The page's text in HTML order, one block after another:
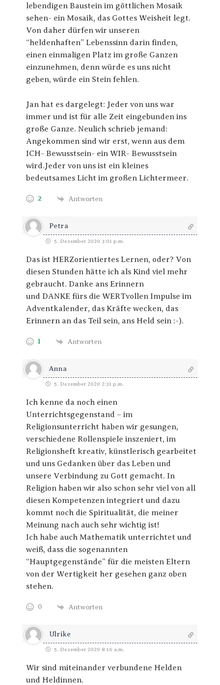
lebendigen Baustein im göttlichen Mosaik
sehen- ein Mosaik, das Gottes Weisheit legt.
Von daher dürfen wir unseren
“heldenhaften” Lebenssinn darin finden,
einen einmaligen Platz im große Ganzen
einzunehmen, denn würde es uns nicht
geben, würde ein Stein fehlen.
Jan hat es dargelegt: Jeder von uns war
immer und ist für alle Zeit eingebunden ins
große Ganze. Neulich schrieb jemand:
Angekommen sind wir erst, wenn aus dem
ICH- Bewusstsein- ein WIR- Bewusstsein
wird.Jeder von uns ist ein kleines
bedeutsames Licht im großen Lichtermeer.
2 Antworten
Petra
5. Dezember 2020 3:01 p.m.
Das ist HERZorientiertes Lernen, oder? Von
diesen Stunden hätte ich als Kind viel mehr
gebraucht. Danke ans Erinnern
und DANKE fürs die WERTvollen Impulse im
Adventkalender, das Kräfte wecken, das
Erinnern an das Teil sein, ans Held sein :-).
1 Antworten
Anna
5. Dezember 2020 2:31 p.m.
Ich kenne da noch einen
Unterrichtsgegenstand – im
Religionsunterricht haben wir gesungen,
verschiedene Rollenspiele inszeniert, im
Religionsheft kreativ, künstlerisch gearbeitet
und uns Gedanken über das Leben und
unsere Verbindung zu Gott gemacht. In
Religion haben wir also schon sehr viel von all
diesen Kompetenzen integriert und dazu
kommt noch die Spiritualität, die meiner
Meinung nach auch sehr wichtig ist!
Ich habe auch Mathematik unterrichtet und
weiß, dass die sogenannten
“Hauptgegenstände” für die meisten Eltern
von der Wertigkeit her gesehen ganz oben
stehen.
0 Antworten
Ulrike
5. Dezember 2020 8:16 a.m.
Wir sind miteinander verbundene Helden
und Heldinnen.